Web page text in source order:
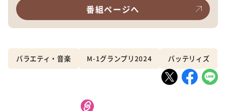
番組ページへ
バラエティ・音楽 M-1グランプリ2024 バッテリィズ